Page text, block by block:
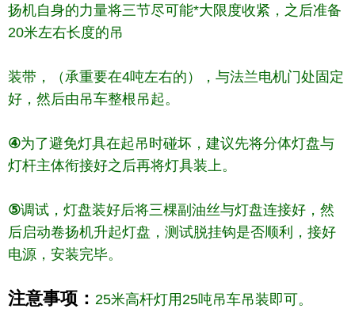
扬机自身的力量将三节尽可能*大限度收紧，之后准备
20米左右长度的吊
装带，（承重要在4吨左右的），与法兰电机门处固定
好，然后由吊车整根吊起。
④为了避免灯具在起吊时碰坏，建议先将分体灯盘与
灯杆主体衔接好之后再将灯具装上。
⑤调试，灯盘装好后将三棵副油丝与灯盘连接好，然
后启动卷扬机升起灯盘，测试脱挂钩是否顺利，接好
电源，安装完毕。
注意事项： 25米高杆灯用25吨吊车吊装即可。